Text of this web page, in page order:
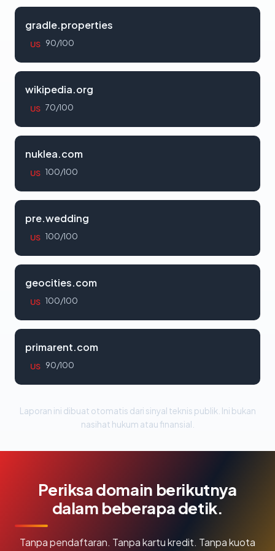
gradle.properties
US 90/100
wikipedia.org
US 70/100
nuklea.com
US 100/100
pre.wedding
US 100/100
geocities.com
US 100/100
primarent.com
US 90/100
Laporan ini dibuat otomatis dari sinyal teknis publik. Ini bukan
nasihat hukum atau finansial.
Periksa domain berikutnya
dalam beberapa detik.
Tanpa pendaftaran. Tanpa kartu kredit. Tanpa kuota